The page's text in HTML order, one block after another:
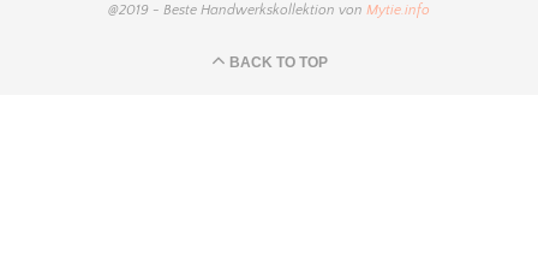
@2019 - Beste Handwerkskollektion von Mytie.info
BACK TO TOP